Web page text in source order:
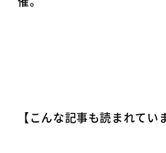
【こんな記事も読まれてい